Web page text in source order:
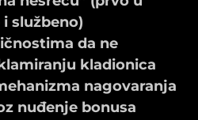
službeno)
da ne
kladionica
nagovaranja
nuđenje bonusa